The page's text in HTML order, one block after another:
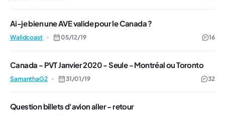
Ai-je bien une AVE valide pour le Canada ?
Walidcoast 05/12/19 16
Canada - PVT Janvier 2020 - Seule - Montréal ou Toronto
SamanthaG2 31/01/19 32
Question billets d'avion aller - retour